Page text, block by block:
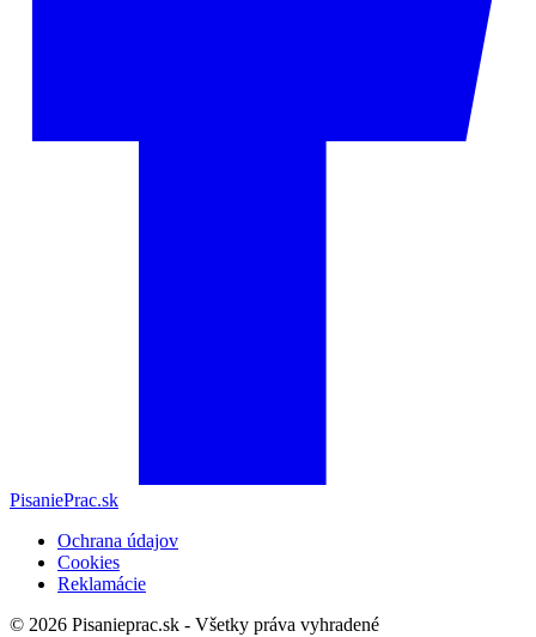
PisaniePrac.sk
Ochrana údajov
Cookies
Reklamácie
© 2026 Pisanieprac.sk - Všetky práva vyhradené